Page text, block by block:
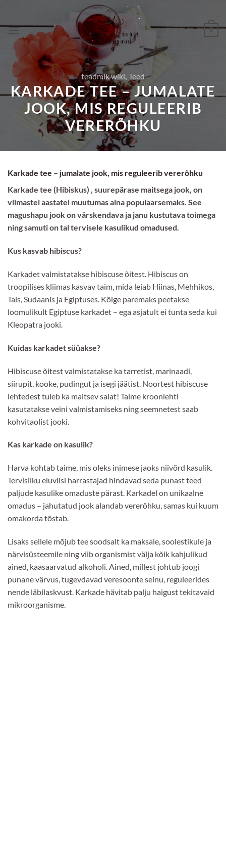
content
0
teadmik wiki, Teed
KARKADE TEE – JUMALATE
JOOK, MIS REGULEERIB
VERERÕHKU
Karkade tee – jumalate jook, mis reguleerib vererõhku
Karkade tee (Hibiskus) , suurepärase maitsega jook, on
viimastel aastatel muutumas aina populaarsemaks. See
magushapu jook on värskendava ja janu kustutava toimega
ning samuti on tal tervisele kasulikud omadused.
Kus kasvab hibiscus?
Karkadet valmistatakse hibiscuse õitest. Hibiscus on
troopilises kliimas kasvav taim, mida leiab Hiinas, Mehhikos,
Tais, Sudaanis ja Egiptuses. Kõige paremaks peetakse
loomulikult Egiptuse karkadet – ega asjatult ei tunta seda kui
Kleopatra jooki.
Kuidas karkadet süüakse?
Hibiscuse õitest valmistatakse ka tarretist, marinaadi,
siirupit, kooke, pudingut ja isegi jäätist. Noortest hibiscuse
lehtedest tuleb ka maitsev salat! Taime kroonlehti
kasutatakse veini valmistamiseks ning seemnetest saab
kohvitaolist jooki.
Kas karkade on kasulik?
Harva kohtab taime, mis oleks inimese jaoks niivõrd kasulik.
Tervisliku eluviisi harrastajad hindavad seda punast teed
paljude kasulike omaduste pärast. Karkadel on unikaalne
omadus – jahutatud jook alandab vererõhku, samas kui kuum
omakorda tõstab.
Lisaks sellele mõjub tee soodsalt ka maksale, soolestikule ja
närvisüsteemile ning viib organismist välja kõik kahjulikud
ained, kaasaarvatud alkoholi. Ained, millest johtub joogi
punane värvus, tugevdavad veresoonte seinu, reguleerides
nende läbilaskvust. Karkade hävitab palju haigust tekitavaid
mikroorganisme.